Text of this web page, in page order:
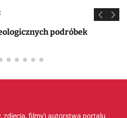
podróbek
zdjęcia, filmy) autorstwa portalu